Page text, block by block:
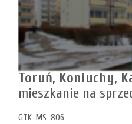
Toruń, Koniuchy,
mieszkanie na
GTK-MS-806